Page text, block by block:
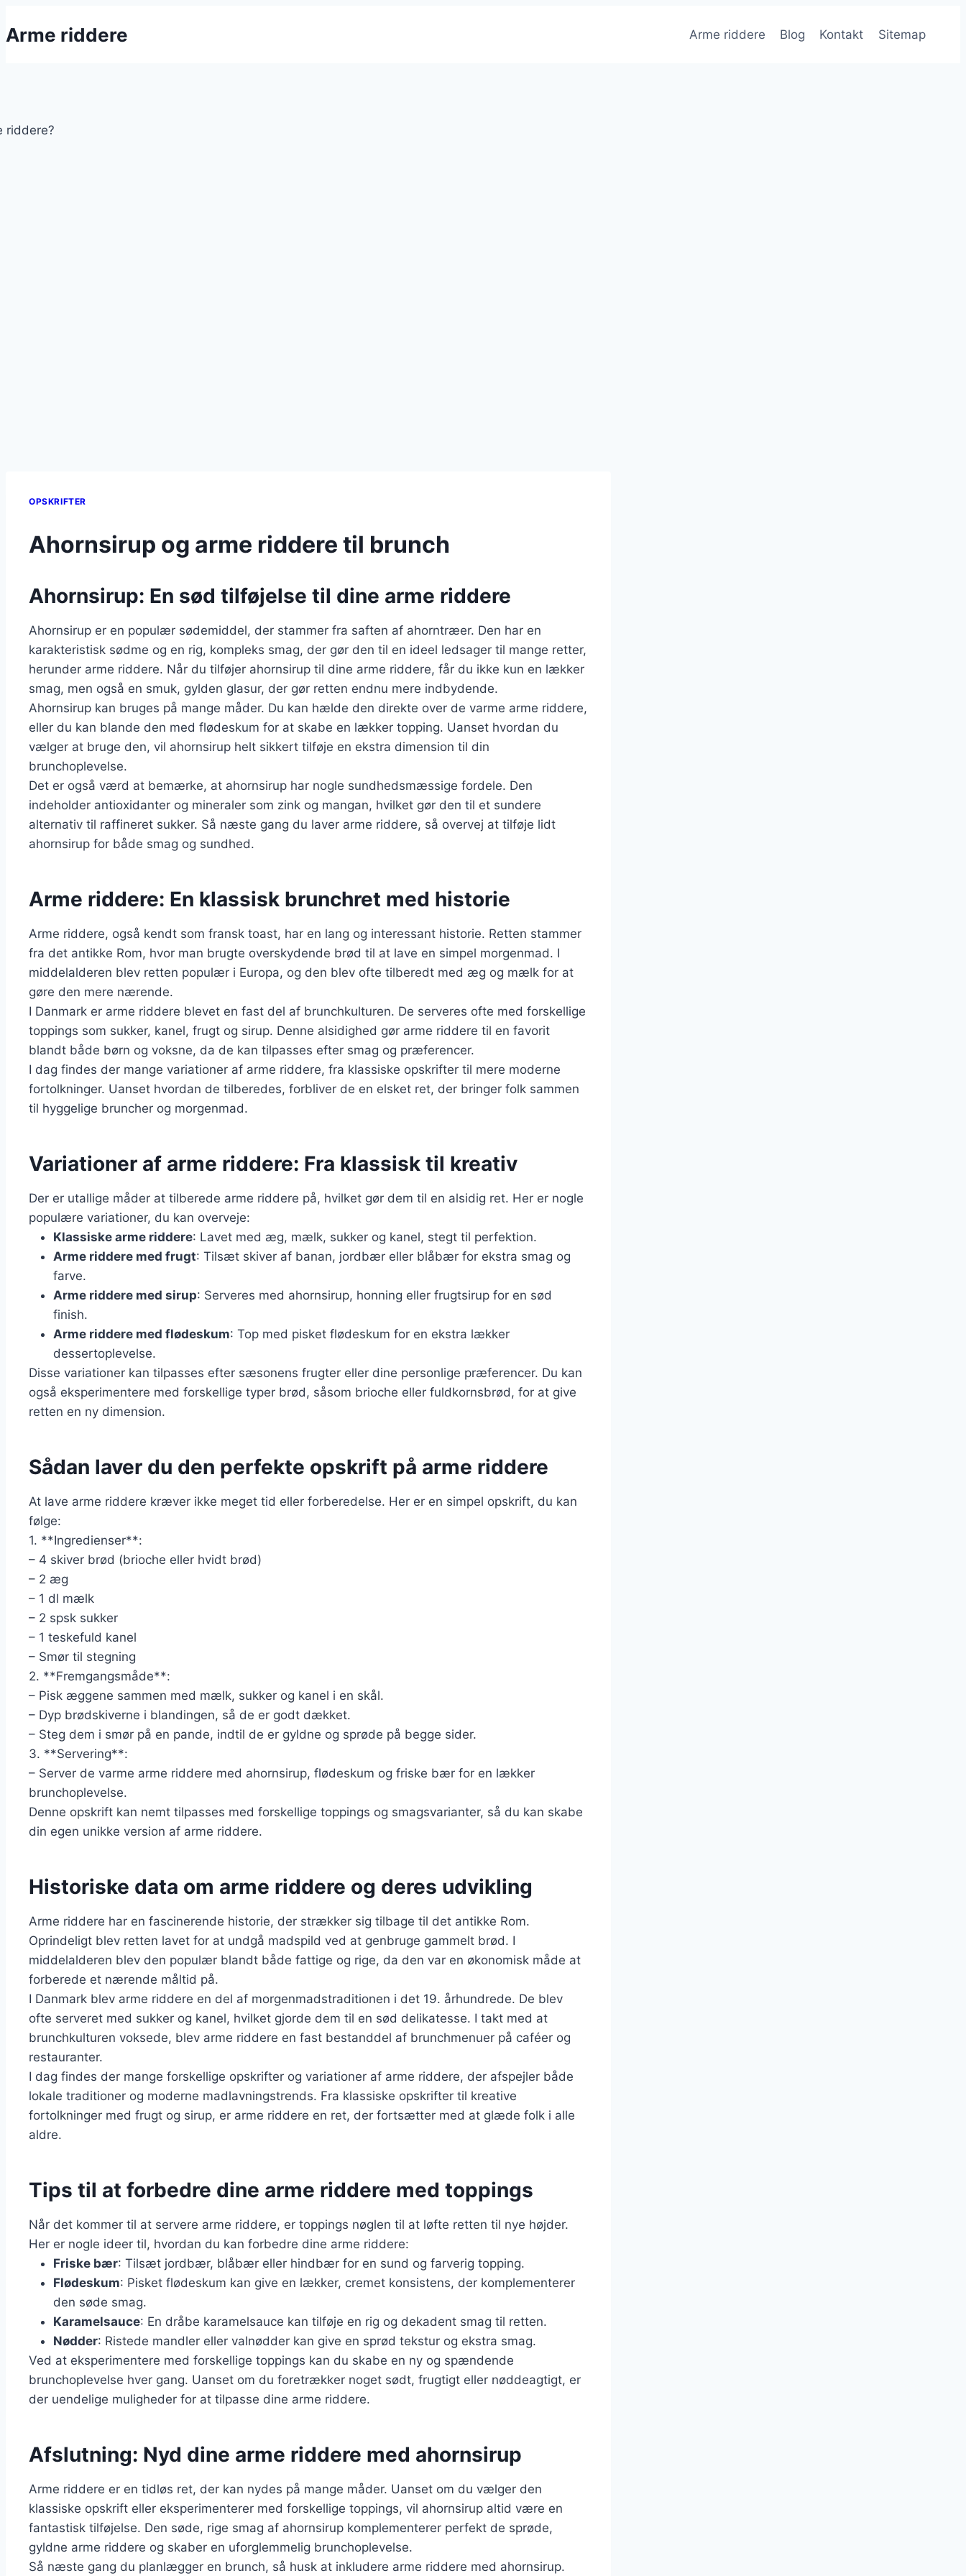
til
Arme riddere Arme riddere Blog Kontakt Sitemap
OPSKRIFTER
Ahornsirup og arme riddere til brunch
Ahornsirup: En sød tilføjelse til dine arme riddere
Ahornsirup er en populær sødemiddel, der stammer fra saften af ahorntræer. Den har en
karakteristisk sødme og en rig, kompleks smag, der gør den til en ideel ledsager til mange retter,
herunder arme riddere. Når du tilføjer ahornsirup til dine arme riddere, får du ikke kun en lækker
smag, men også en smuk, gylden glasur, der gør retten endnu mere indbydende.
Ahornsirup kan bruges på mange måder. Du kan hælde den direkte over de varme arme riddere,
eller du kan blande den med flødeskum for at skabe en lækker topping. Uanset hvordan du
vælger at bruge den, vil ahornsirup helt sikkert tilføje en ekstra dimension til din
brunchoplevelse.
Det er også værd at bemærke, at ahornsirup har nogle sundhedsmæssige fordele. Den
indeholder antioxidanter og mineraler som zink og mangan, hvilket gør den til et sundere
alternativ til raffineret sukker. Så næste gang du laver arme riddere, så overvej at tilføje lidt
ahornsirup for både smag og sundhed.
Arme riddere: En klassisk brunchret med historie
Arme riddere, også kendt som fransk toast, har en lang og interessant historie. Retten stammer
fra det antikke Rom, hvor man brugte overskydende brød til at lave en simpel morgenmad. I
middelalderen blev retten populær i Europa, og den blev ofte tilberedt med æg og mælk for at
gøre den mere nærende.
I Danmark er arme riddere blevet en fast del af brunchkulturen. De serveres ofte med forskellige
toppings som sukker, kanel, frugt og sirup. Denne alsidighed gør arme riddere til en favorit
blandt både børn og voksne, da de kan tilpasses efter smag og præferencer.
I dag findes der mange variationer af arme riddere, fra klassiske opskrifter til mere moderne
fortolkninger. Uanset hvordan de tilberedes, forbliver de en elsket ret, der bringer folk sammen
til hyggelige bruncher og morgenmad.
Variationer af arme riddere: Fra klassisk til kreativ
Der er utallige måder at tilberede arme riddere på, hvilket gør dem til en alsidig ret. Her er nogle
populære variationer, du kan overveje:
Klassiske arme riddere: Lavet med æg, mælk, sukker og kanel, stegt til perfektion.
Arme riddere med frugt: Tilsæt skiver af banan, jordbær eller blåbær for ekstra smag og
farve.
Arme riddere med sirup: Serveres med ahornsirup, honning eller frugtsirup for en sød
finish.
Arme riddere med flødeskum: Top med pisket flødeskum for en ekstra lækker
dessertoplevelse.
Disse variationer kan tilpasses efter sæsonens frugter eller dine personlige præferencer. Du kan
også eksperimentere med forskellige typer brød, såsom brioche eller fuldkornsbrød, for at give
retten en ny dimension.
Sådan laver du den perfekte opskrift på arme riddere
At lave arme riddere kræver ikke meget tid eller forberedelse. Her er en simpel opskrift, du kan
følge:
1. **Ingredienser**:
– 4 skiver brød (brioche eller hvidt brød)
– 2 æg
– 1 dl mælk
– 2 spsk sukker
– 1 teskefuld kanel
– Smør til stegning
2. **Fremgangsmåde**:
– Pisk æggene sammen med mælk, sukker og kanel i en skål.
– Dyp brødskiverne i blandingen, så de er godt dækket.
– Steg dem i smør på en pande, indtil de er gyldne og sprøde på begge sider.
3. **Servering**:
– Server de varme arme riddere med ahornsirup, flødeskum og friske bær for en lækker
brunchoplevelse.
Denne opskrift kan nemt tilpasses med forskellige toppings og smagsvarianter, så du kan skabe
din egen unikke version af arme riddere.
Historiske data om arme riddere og deres udvikling
Arme riddere har en fascinerende historie, der strækker sig tilbage til det antikke Rom.
Oprindeligt blev retten lavet for at undgå madspild ved at genbruge gammelt brød. I
middelalderen blev den populær blandt både fattige og rige, da den var en økonomisk måde at
forberede et nærende måltid på.
I Danmark blev arme riddere en del af morgenmadstraditionen i det 19. århundrede. De blev
ofte serveret med sukker og kanel, hvilket gjorde dem til en sød delikatesse. I takt med at
brunchkulturen voksede, blev arme riddere en fast bestanddel af brunchmenuer på caféer og
restauranter.
I dag findes der mange forskellige opskrifter og variationer af arme riddere, der afspejler både
lokale traditioner og moderne madlavningstrends. Fra klassiske opskrifter til kreative
fortolkninger med frugt og sirup, er arme riddere en ret, der fortsætter med at glæde folk i alle
aldre.
Tips til at forbedre dine arme riddere med toppings
Når det kommer til at servere arme riddere, er toppings nøglen til at løfte retten til nye højder.
Her er nogle ideer til, hvordan du kan forbedre dine arme riddere:
Friske bær: Tilsæt jordbær, blåbær eller hindbær for en sund og farverig topping.
Flødeskum: Pisket flødeskum kan give en lækker, cremet konsistens, der komplementerer
den søde smag.
Karamelsauce: En dråbe karamelsauce kan tilføje en rig og dekadent smag til retten.
Nødder: Ristede mandler eller valnødder kan give en sprød tekstur og ekstra smag.
Ved at eksperimentere med forskellige toppings kan du skabe en ny og spændende
brunchoplevelse hver gang. Uanset om du foretrækker noget sødt, frugtigt eller nøddeagtigt, er
der uendelige muligheder for at tilpasse dine arme riddere.
Afslutning: Nyd dine arme riddere med ahornsirup
Arme riddere er en tidløs ret, der kan nydes på mange måder. Uanset om du vælger den
klassiske opskrift eller eksperimenterer med forskellige toppings, vil ahornsirup altid være en
fantastisk tilføjelse. Den søde, rige smag af ahornsirup komplementerer perfekt de sprøde,
gyldne arme riddere og skaber en uforglemmelig brunchoplevelse.
Så næste gang du planlægger en brunch, så husk at inkludere arme riddere med ahornsirup.